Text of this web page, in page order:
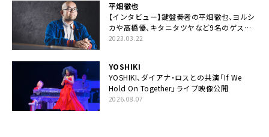
平畑徹也
【インタビュー】鍵盤奏者の平畑徹也、ヨルシ
カや高橋優、キタニタツヤなど9名のゲスト
を迎えた初アルバムに音楽人生の総括「自分
2023.03.22
YOSHIKI
YOSHIKI、ダイアナ・ロスとの共演「If We
Hold On Together」ライブ映像公開
2026.08.07